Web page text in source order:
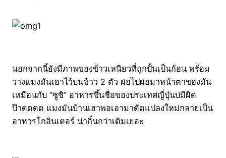
นอกจากนี้ยังมีภาพของข้าวเหนียวที่ถูกปั้นเป็นก้อน พร้อม
วางแมงมันเอาไว้บนข้าว 2 ตัว ผ่อไปผ่อมาหน้าตาของมัน
เหมือนกับ “ซูชิ” อาหารขึ้นชื่อของประเทศญี่ปุ่นบ่มีผิด
ป๊าดดดด แมงมันบ้านเฮาพอเอามาดัดแปลงใหม่กลายเป็น
อาหารโกอินเตอร์ น่ากิ๋นกว่าเดิมเยอะ